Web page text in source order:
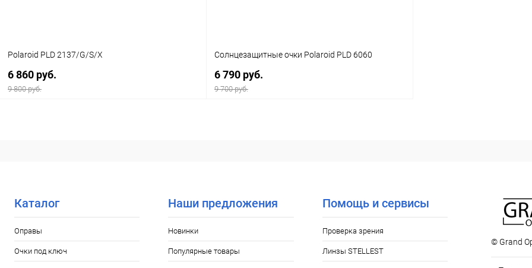
Polaroid PLD 2137/G/S/X
6 860 руб.
9 800 руб.
Солнцезащитные очки Polaroid PLD 6060
6 790 руб.
9 700 руб.
Каталог
Оправы
Очки под ключ
Наши предложения
Новинки
Популярные товары
Помощь и сервисы
Проверка зрения
Линзы STELLEST
© Grand